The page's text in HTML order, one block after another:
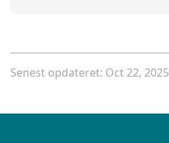
Senest opdateret: Oct 22, 2025